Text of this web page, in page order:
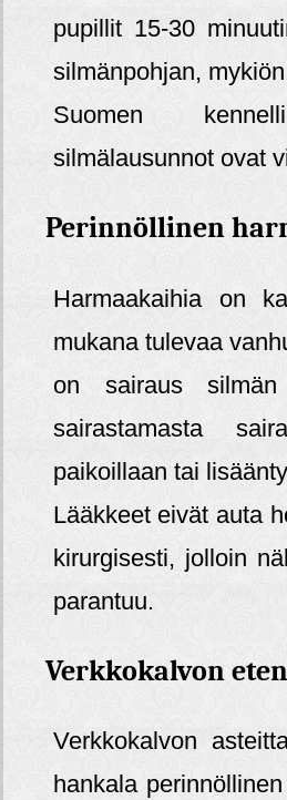
pupillit 15-30
silmänpohjan,
Suomen
silmälausunnot ovat
Perinnöllinen
Harmaakaihia on
mukana tulevaa
on sairaus
sairastamasta
paikoillaan tai
Lääkkeet eivät auta
kirurgisesti, jolloin
parantuu.
Verkkokalvon
Verkkokalvon
hankala